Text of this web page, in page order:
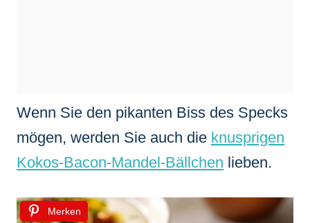
Wenn Sie den pikanten Biss des Specks
mögen, werden Sie auch die knusprigen
Kokos-Bacon-Mandel-Bällchen lieben.
Merken